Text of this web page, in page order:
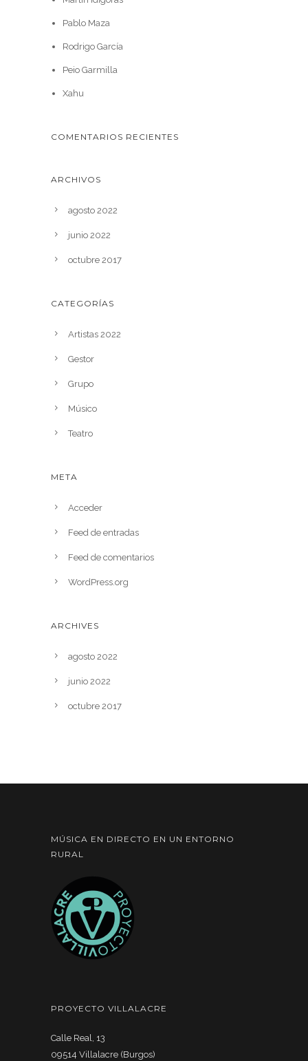
Pablo Maza
Rodrigo García
Peio Garmilla
Xahu
COMENTARIOS RECIENTES
ARCHIVOS
agosto 2022
junio 2022
octubre 2017
CATEGORÍAS
Artistas 2022
Gestor
Grupo
Músico
Teatro
META
Acceder
Feed de entradas
Feed de comentarios
WordPress.org
ARCHIVES
agosto 2022
junio 2022
octubre 2017
MÚSICA EN DIRECTO EN UN ENTORNO
RURAL
PROYECTO VILLALACRE
Calle Real, 13
09514 Villalacre (Burgos)